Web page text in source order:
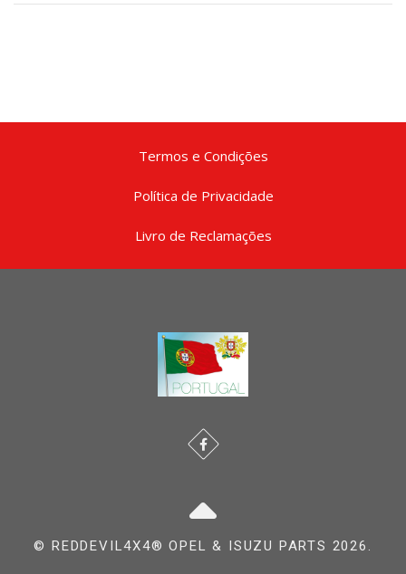
Termos e Condições
Política de Privacidade
Livro de Reclamações
© REDDEVIL4X4® OPEL & ISUZU PARTS 2026.